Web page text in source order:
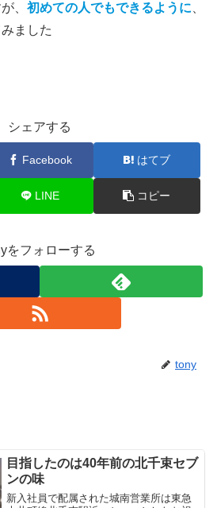
、 初めての人でもできるように
ました
シェアする
Facebook はてブ
LINE コピー
をフォローする
tony
目指したのは40年前の北千束セブ
ンの味
新入社員で配属された城南営業所は東急